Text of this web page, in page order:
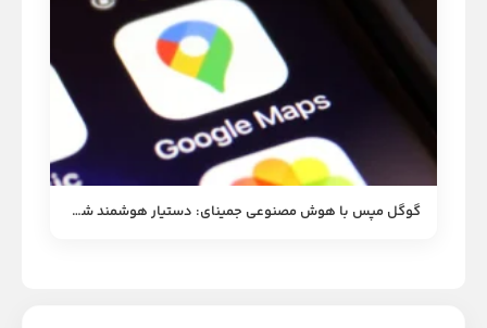
گوگل مپس با هوش مصنوعی جمینای: دستیار هوشمند شما در پیاده‌روی و دوچرخه‌سواری